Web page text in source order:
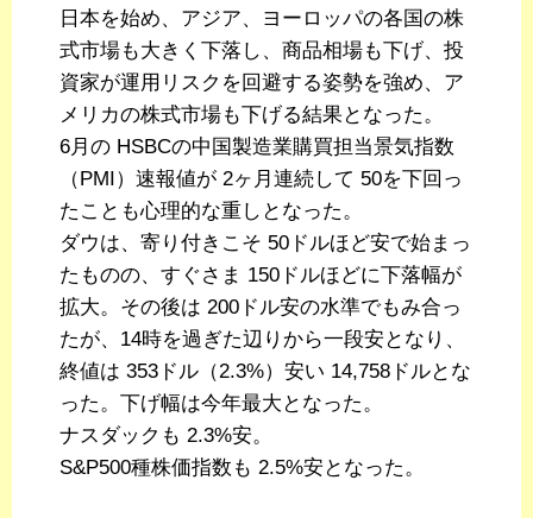
日本を始め、アジア、ヨーロッパの各国の株
式市場も大きく下落し、商品相場も下げ、投
資家が運用リスクを回避する姿勢を強め、ア
メリカの株式市場も下げる結果となった。
6月の HSBCの中国製造業購買担当景気指数
（PMI）速報値が 2ヶ月連続して 50を下回っ
たことも心理的な重しとなった。
ダウは、寄り付きこそ 50ドルほど安で始まっ
たものの、すぐさま 150ドルほどに下落幅が
拡大。その後は 200ドル安の水準でもみ合っ
たが、14時を過ぎた辺りから一段安となり、
終値は 353ドル（2.3%）安い 14,758ドルとな
った。下げ幅は今年最大となった。
ナスダックも 2.3%安。
S&P500種株価指数も 2.5%安となった。